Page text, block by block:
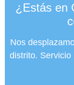
¿Estás en
Nos
distrito.